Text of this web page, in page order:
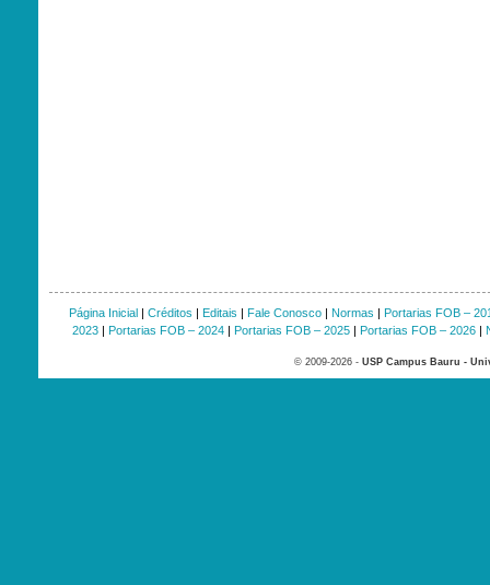
Página Inicial| Créditos | Editais | Fale Conosco| Normas | Portarias FOB –
2023| Portarias FOB – 2024| Portarias FOB – 2025| Portarias FOB – 2026|
© 2009-2026 - USP Campus Bauru -